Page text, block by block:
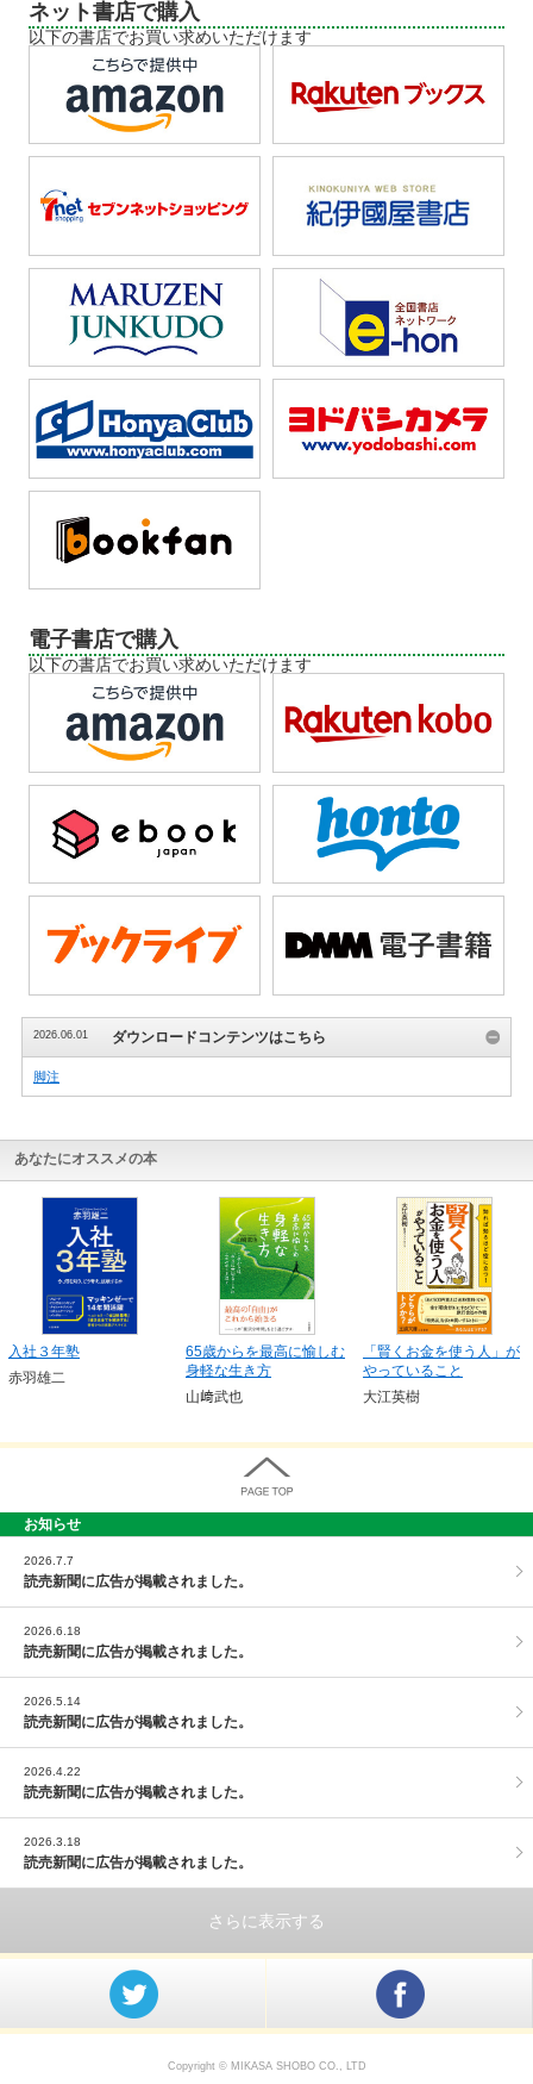
ネット書店で購入
以下の書店でお買い求めいただけます
電子書店で購入
以下の書店でお買い求めいただけます
2026.06.01 ダウンロードコンテンツはこちら
脚注
あなたにオススメの本
入社３年塾
赤羽雄二
65歳からを最高に愉しむ
身軽な生き方
山﨑武也
「賢くお金を使う人」が
やっていること
大江英樹
お知らせ
2026.7.7
読売新聞に広告が掲載されました。
2026.6.18
読売新聞に広告が掲載されました。
2026.5.14
読売新聞に広告が掲載されました。
2026.4.22
読売新聞に広告が掲載されました。
2026.3.18
読売新聞に広告が掲載されました。
さらに表示する
@mikasashoboさんをフォローFacebook
PAGE TOP
Copyright © MIKASA SHOBO CO., LTD